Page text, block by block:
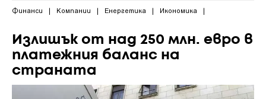
Финанси | Компании | Енергетика | Икономика |
Излишък от над 250 млн. евро в
платежния баланс на
страната